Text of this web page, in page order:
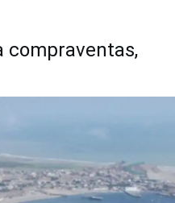
compraventas,